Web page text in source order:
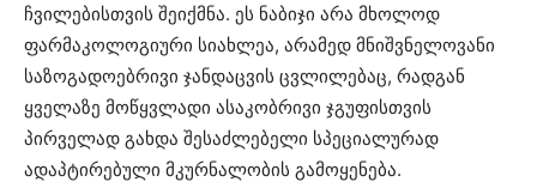
ჩვილებისთვის შეიქმნა. ეს ნაბიჯი არა მხოლოდ
ფარმაკოლოგიური სიახლეა, არამედ მნიშვნელოვანი
საზოგადოებრივი ჯანდაცვის ცვლილებაც, რადგან
ყველაზე მოწყვლადი ასაკობრივი ჯგუფისთვის
პირველად გახდა შესაძლებელი სპეციალურად
ადაპტირებული მკურნალობის გამოყენება.